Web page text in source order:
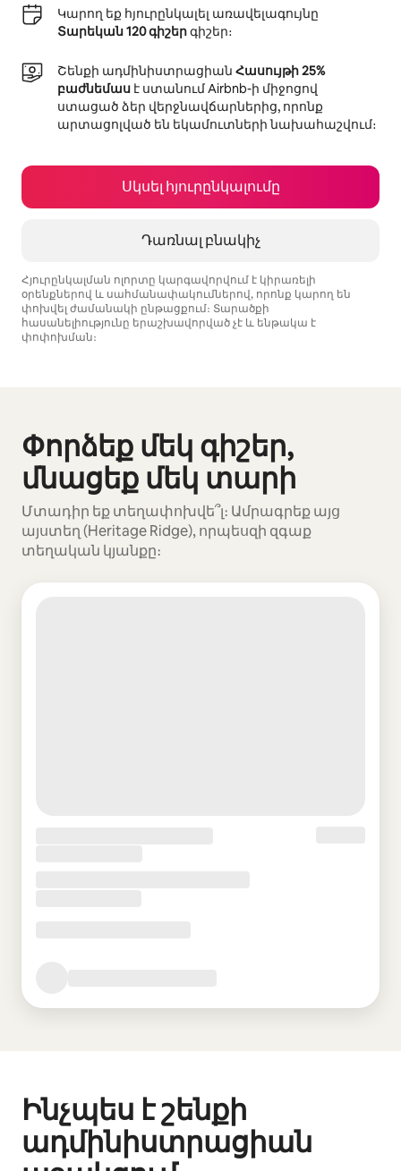
Կարող եք հյուրընկալել առավելագույնը
Տարեկան 120 գիշերգիշեր։
Շենքի ադմինիստրացիան Հասույթի 25%
բաժնեմաս է ստանում Airbnb-ի միջոցով
ստացած ձեր վերջնավճարներից, որոնք
արտացոլված են եկամուտների նախահաշվում։
Սկսել հյուրընկալումը
Դառնալ բնակիչ
Հյուրընկալման ոլորտը կարգավորվում է կիրառելի
օրենքներով և սահմանափակումներով, որոնք կարող են
փոխվել ժամանակի ընթացքում։ Տարածքի
հասանելիությունը երաշխավորված չէ և ենթակա է
փոփոխման։
Փորձեք մեկ գիշեր,
մնացեք մեկ տարի
Մտադիր եք տեղափոխվե՞լ։ Ամրագրեք այց
այստեղ (Heritage Ridge), որպեսզի զգաք
տեղական կյանքը։
Ցուցադրվում է 0 տարր՝ 0-ից
Ինչպես է շենքի
ադմինիստրացիան